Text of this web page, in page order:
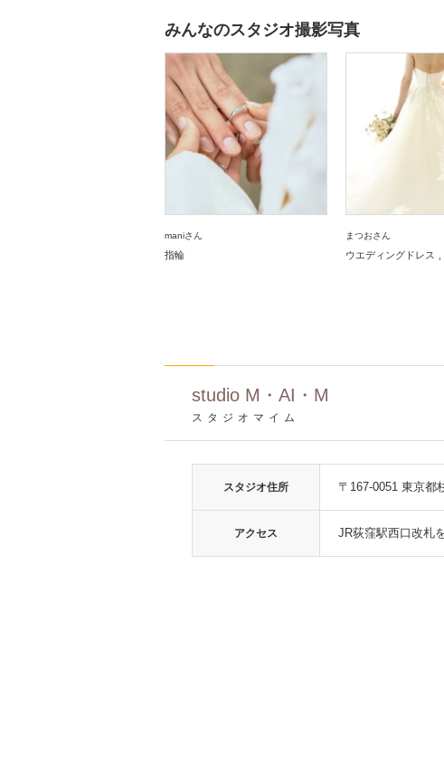
みんなのスタジオ撮影写真
maniさん
指輪
まつおさん
ウエディングドレス
studio M・AI・M
スタジオマイム
スタジオ住所 〒167-0051 東京都
アクセス JR荻窪駅西口改札